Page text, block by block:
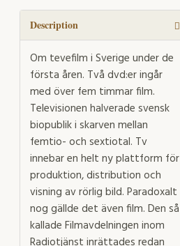
fria
filmare
quantity
Description
Om tevefilm i Sverige under de
första åren. Två dvd:er ingår
med över fem timmar film.
Televisionen halverade svensk
biopublik i skarven mellan
femtio- och sextiotal. Tv
innebar en helt ny plattform för
produktion, distribution och
visning av rörlig bild. Paradoxalt
nog gällde det även film. Den så
kallade Filmavdelningen inom
Radiotjänst inrättades redan